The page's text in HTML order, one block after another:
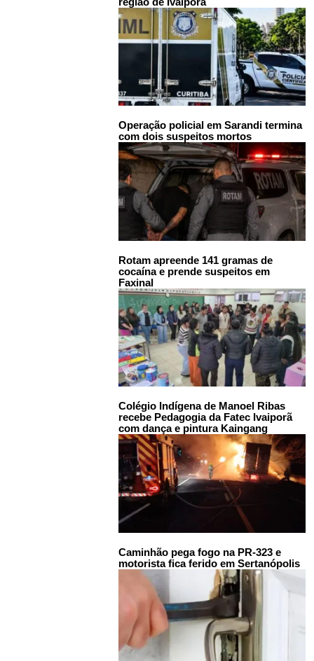
Operação policial em Sarandi termina
com dois suspeitos mortos
Rotam apreende 141 gramas de
cocaína e prende suspeitos em
Faxinal
Colégio Indígena de Manoel Ribas
recebe Pedagogia da Fatec Ivaiporã
com dança e pintura Kaingang
Caminhão pega fogo na PR-323 e
motorista fica ferido em Sertanópolis